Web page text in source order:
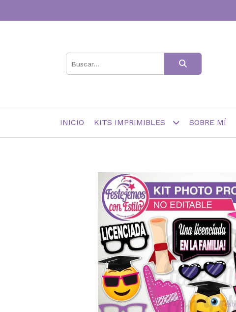
INICIO KITS IMPRIMIBLES SOBRE MÍ